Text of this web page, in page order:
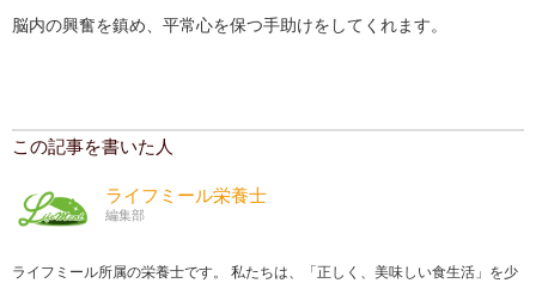
脳内の興奮を鎮め、平常心を保つ手助けをしてくれます。
この記事を書いた人
ライフミール栄養士
編集部
ライフミール所属の栄養士です。 私たちは、「正しく、美味しい食生活」を少